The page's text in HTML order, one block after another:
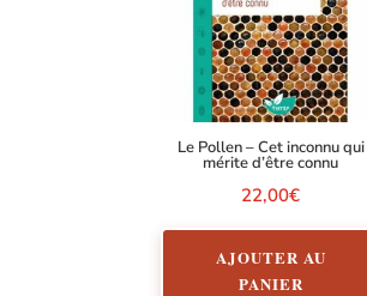
Le Pollen – Cet inconnu qui
mérite d’être connu
22,00€
AJOUTER AU
PANIER